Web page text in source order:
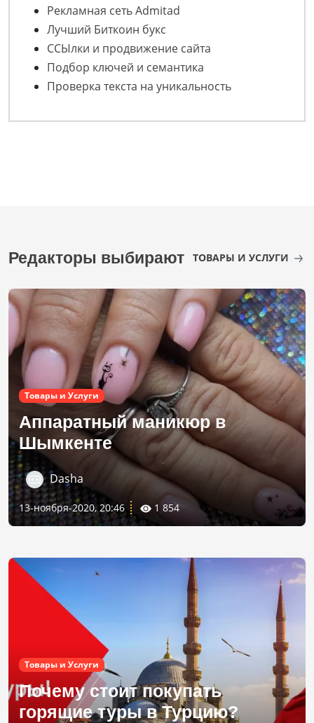
Рекламная сеть Admitad
Лучший Биткоин букс
ССЫлки и продвижение сайта
Подбор ключей и семантика
Проверка текста на уникальность
Редакторы выбирают ТОВАРЫ И УСЛУГИ
Товары и Услуги
Аппаратный маникюр в
Шымкенте
Dasha
13-ноября-2020, 20:46 1 854
Товары и Услуги
Почему стоит покупать
горящие туры в Турцию?